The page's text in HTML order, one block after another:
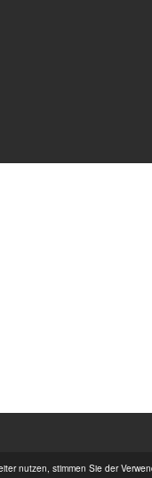
nutzen, stimmen Sie der